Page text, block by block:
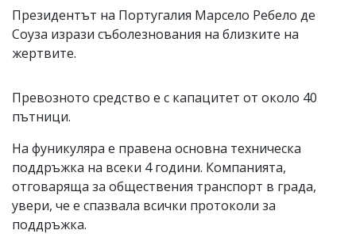
Президентът на Португалия Марсело Ребело де
Соуза изрази съболезнования на близките на
жертвите.
Превозното средство е с капацитет от около 40
пътници.
На фуникуляра е правена основна техническа
поддръжка на всеки 4 години. Компанията,
отговаряща за обществения транспорт в града,
увери, че е спазвала всички протоколи за
поддръжка.